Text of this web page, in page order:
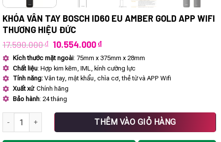
KHÓA VÂN TAY BOSCH ID60 EU AMBER GOLD APP WIFI
THƯƠNG HIỆU ĐỨC
17.590.000₫ Giá
gốc
là:
17.590.000 ₫.
10.554.000₫Giá
tại
là:
10.554.000 ₫.
Kích thước mặt ngoài: 75mm x 375mm x 28mm
Chất liệu: Hợp kim kẽm, IML, kính cường lực
Tính năng: Vân tay, mật khẩu, chìa cơ, thẻ từ và APP Wifi
Xuất xứ: Chính hãng
Bảo hành: 24 tháng
Khóa vân tay BOSCH ID60 EU AMBER GOLD APP Wifi thương hiệu
THÊM VÀO GIỎ HÀNG